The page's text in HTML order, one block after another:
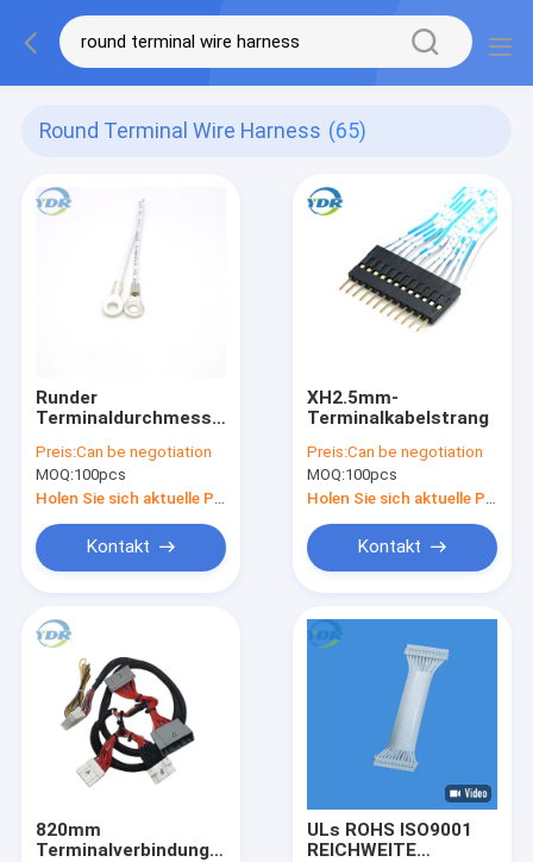
Round Terminal Wire Harness (65)
Runder
Terminaldurchmesser
4.2mm mit Kreisloch
Preis:Can be negotiation
MOQ:100pcs
Kontakt
XH2.5mm-
Terminalkabelstrang
Preis:Can be negotiation
MOQ:100pcs
Kontakt
820mm
Terminalverbindungsstück-
ULs ROHS ISO9001
REICHWEITE